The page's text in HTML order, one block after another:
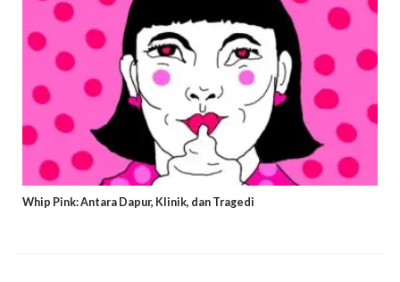
Whip Pink: Antara Dapur, Klinik, dan Tragedi